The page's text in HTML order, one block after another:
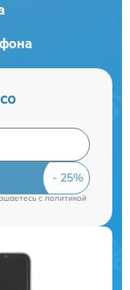
c политикой